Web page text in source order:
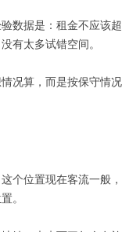
数据是：租金不应该
有太多试错空间。
况算，而是按保守情
个位置现在客流一般
。